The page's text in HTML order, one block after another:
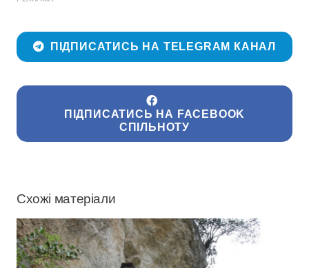
ПІДПИСАТИСЬ НА TELEGRAM КАНАЛ
ПІДПИСАТИСЬ НА FACEBOOK
СПІЛЬНОТУ
Схожі матеріали